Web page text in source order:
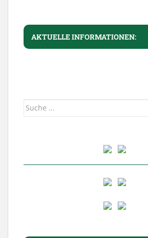
AKTUELLE INFORMATIONEN:
Suche